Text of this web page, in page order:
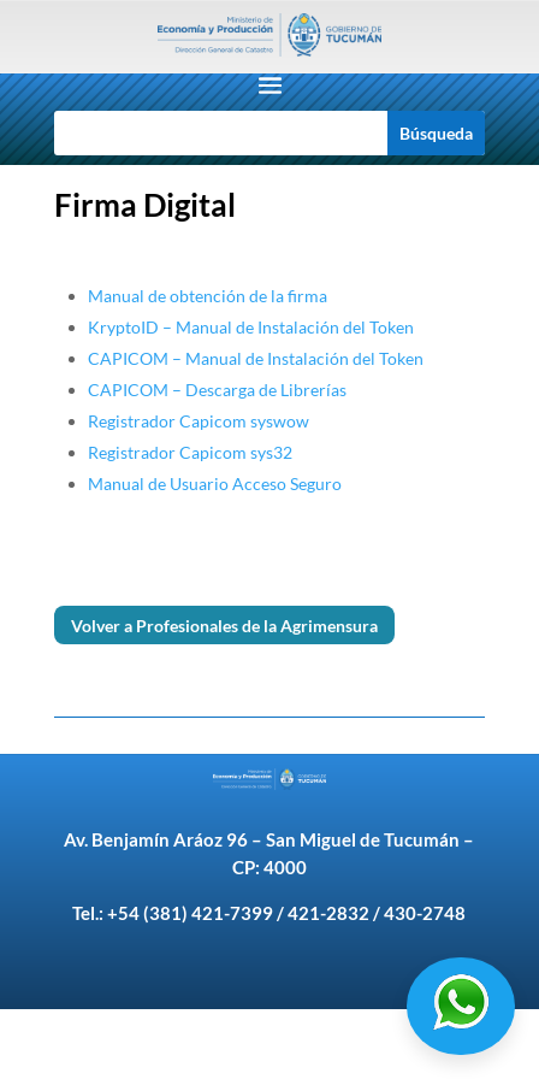
Firma Digital
Manual de obtención de la firma
KryptoID – Manual de Instalación del Token
CAPICOM – Manual de Instalación del Token
CAPICOM – Descarga de Librerías
Registrador Capicom syswow
Registrador Capicom sys32
Manual de Usuario Acceso Seguro
Volver a Profesionales de la Agrimensura
Av. Benjamín Aráoz 96 – San Miguel de Tucumán –
CP: 4000
Tel.: +54 (381) 421-7399 / 421-2832 / 430-2748